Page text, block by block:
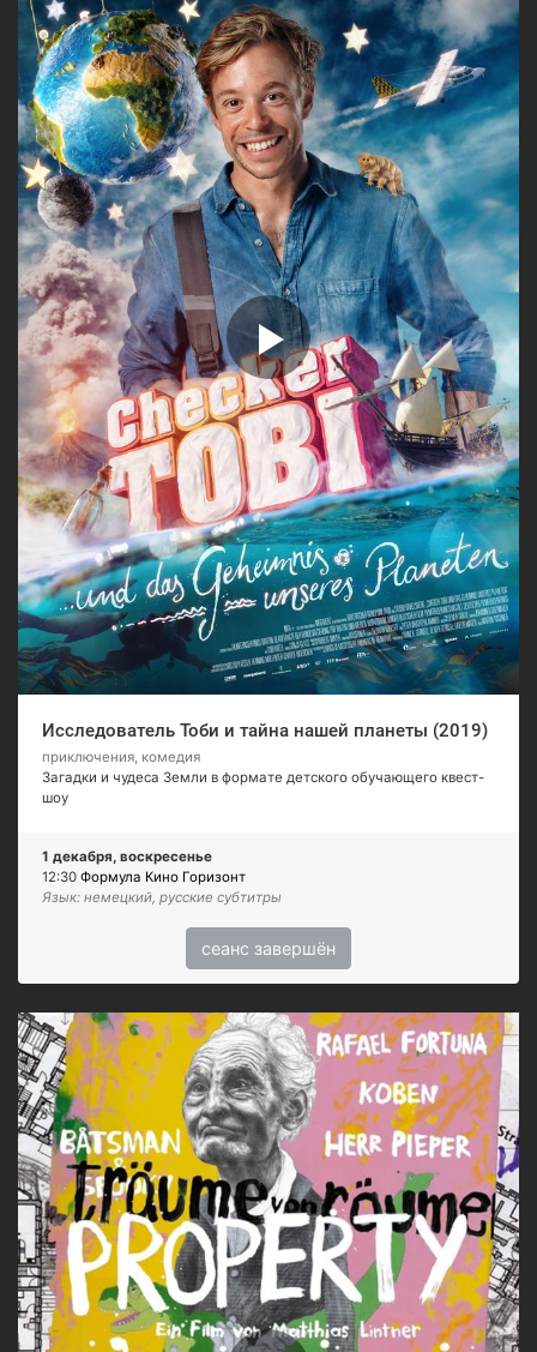
Исследователь Тоби и тайна нашей планеты (2019)
приключения, комедия
Загадки и чудеса Земли в формате детского обучающего квест-
шоу
1 декабря, воскресенье
12:30 Формула Кино Горизонт
Язык: немецкий, русские субтитры
сеанс завершён